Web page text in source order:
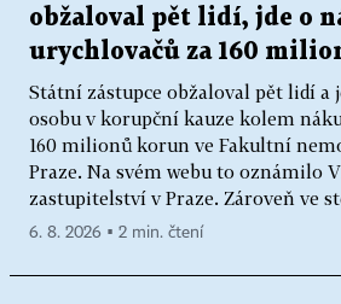
obžaloval pět lidí, jde o
urychlovačů za 160
Státní zástupce obžaloval pět lidí a
osobu v korupční kauze kolem
160 milionů korun ve Fakultní
Praze. Na svém webu to oznámilo
zastupitelství v Praze. Zároveň ve
6. 8. 2026 ▪ 2 min. čtení